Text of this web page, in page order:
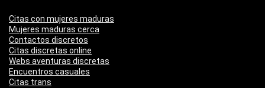
Citas con mujeres maduras
Mujeres maduras cerca
Contactos discretos
Citas discretas online
Webs aventuras discretas
Encuentros casuales
Citas trans